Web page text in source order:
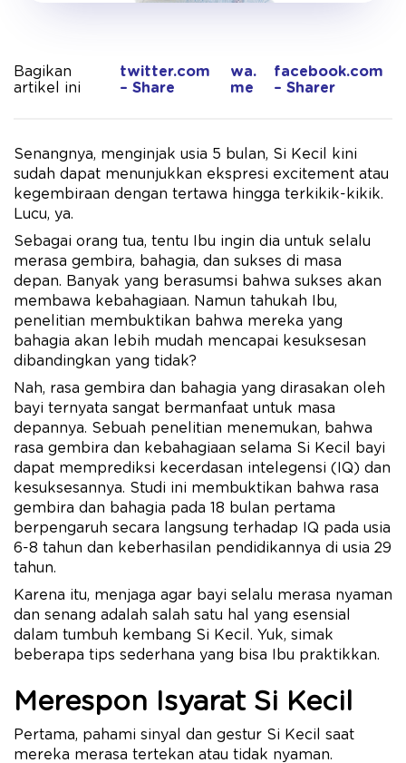
Bagikan
artikel ini
twitter.com
– Share
wa.
me
facebook.com
– Sharer
Senangnya, menginjak usia 5 bulan, Si Kecil kini
sudah dapat menunjukkan ekspresi excitement atau
kegembiraan dengan tertawa hingga terkikik-kikik.
Lucu, ya.
Sebagai orang tua, tentu Ibu ingin dia untuk selalu
merasa gembira, bahagia, dan sukses di masa
depan. Banyak yang berasumsi bahwa sukses akan
membawa kebahagiaan. Namun tahukah Ibu,
penelitian membuktikan bahwa mereka yang
bahagia akan lebih mudah mencapai kesuksesan
dibandingkan yang tidak?
Nah, rasa gembira dan bahagia yang dirasakan oleh
bayi ternyata sangat bermanfaat untuk masa
depannya. Sebuah penelitian menemukan, bahwa
rasa gembira dan kebahagiaan selama Si Kecil bayi
dapat memprediksi kecerdasan intelegensi (IQ) dan
kesuksesannya. Studi ini membuktikan bahwa rasa
gembira dan bahagia pada 18 bulan pertama
berpengaruh secara langsung terhadap IQ pada usia
6-8 tahun dan keberhasilan pendidikannya di usia 29
tahun.
Karena itu, menjaga agar bayi selalu merasa nyaman
dan senang adalah salah satu hal yang esensial
dalam tumbuh kembang Si Kecil. Yuk, simak
beberapa tips sederhana yang bisa Ibu praktikkan.
Merespon Isyarat Si Kecil
Pertama, pahami sinyal dan gestur Si Kecil saat
mereka merasa tertekan atau tidak nyaman.